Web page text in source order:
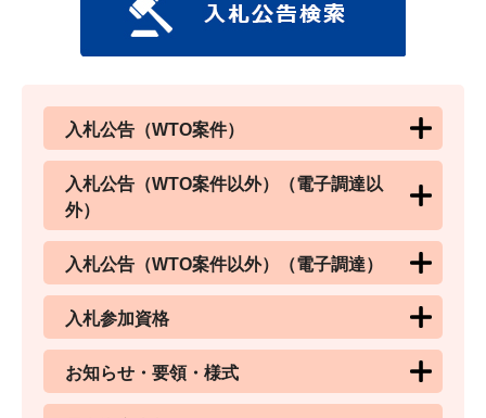
入札公告（WTO案件）
入札公告（WTO案件以外）（電子調達以
外）
入札公告（WTO案件以外）（電子調達）
入札参加資格
お知らせ・要領・様式